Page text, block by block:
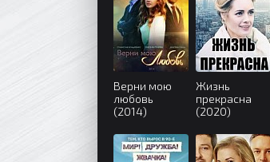
Верни мою
любовь
(2014)
Жизнь
прекрасна
(2020)